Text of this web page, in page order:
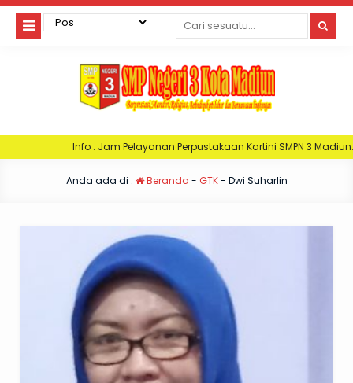
: Jam Pelayanan Perpustakaan Kartini SMPN 3 Madiun. Hari Senin :
Anda ada di : Beranda - GTK- Dwi Suharlin